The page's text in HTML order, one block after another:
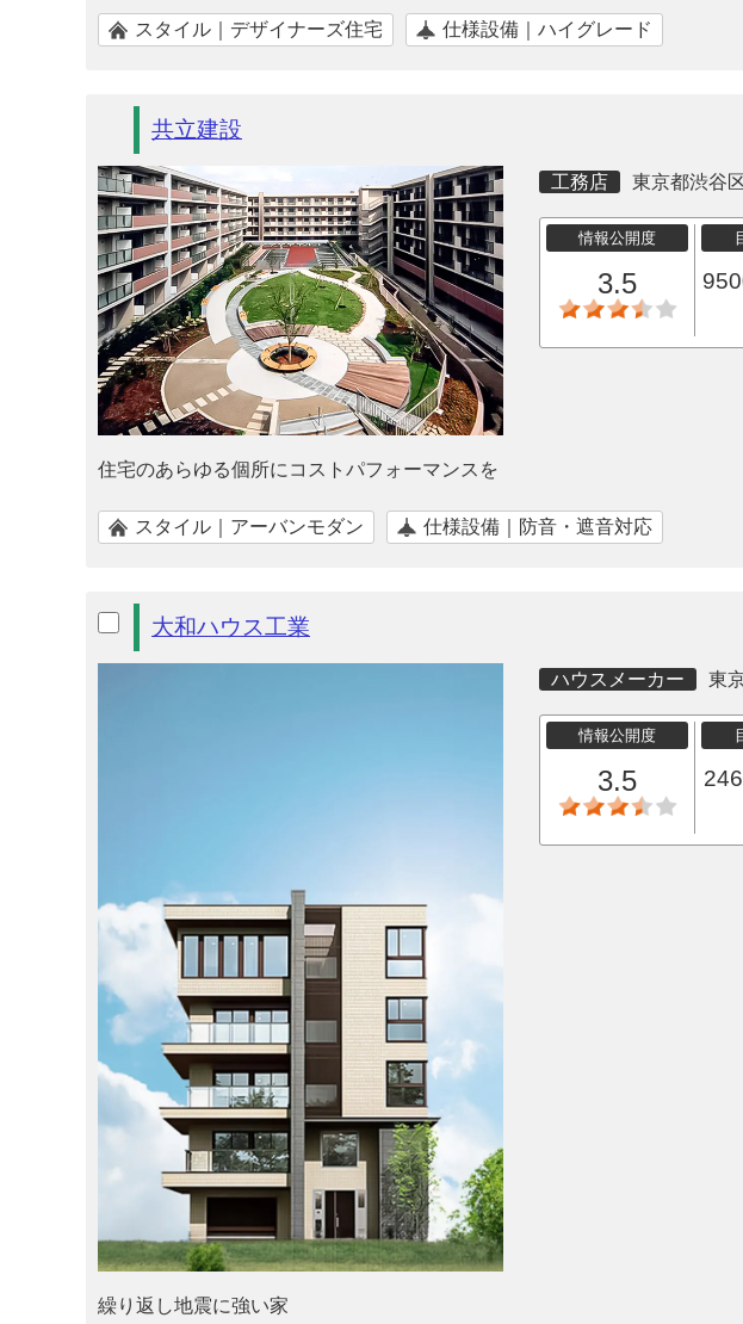
スタイル｜デザイナーズ住宅 仕様設備｜ハイグレード
共立建設
工務店 東京都渋谷
情報公開度
3.5
住宅のあらゆる個所にコストパフォーマンスを
スタイル｜アーバンモダン 仕様設備｜防音・遮音対応
大和ハウス工業
ハウスメーカー 東
情報公開度
3.5
繰り返し地震に強い家